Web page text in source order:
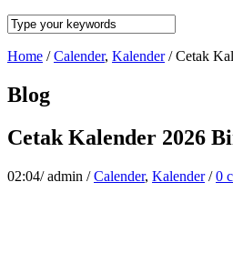
Home / Calender, Kalender / Cetak
Blog
Cetak Kalender 2026
02:04/ admin / Calender, Kalender / 0